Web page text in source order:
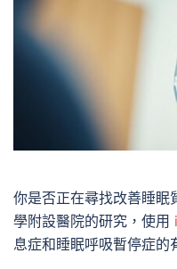
你是否正在尋找改善睡眠
學附設醫院的研究，使用
息症和睡眠呼吸暫停症的